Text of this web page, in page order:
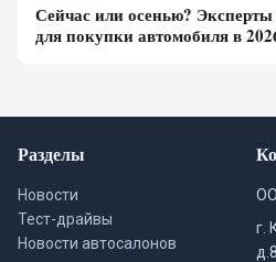
Сейчас или осенью?
для покупки автомобиля в
Разделы
Новости
Тест-драйвы
Новости автосалонов
г.